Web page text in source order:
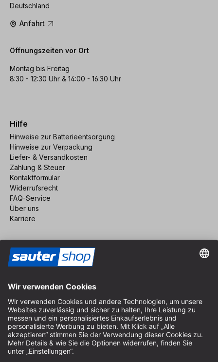
Deutschland
Anfahrt
Öffnungszeiten vor Ort
Montag bis Freitag
8:30 - 12:30 Uhr & 14:00 - 16:30 Uhr
Hilfe
Hinweise zur Batterieentsorgung
Hinweise zur Verpackung
Liefer- & Versandkosten
Zahlung & Steuer
Kontaktformular
Widerrufsrecht
FAQ-Service
Über uns
Karriere
Impressum
AGB
Datenschutz
Cookie-Einstellungen